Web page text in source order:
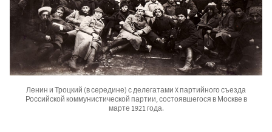
Ленин и Троцкий (в середине) с делегатами X партийного съезда
Российской коммунистической партии, состоявшегося в Москве в
марте 1921 года.